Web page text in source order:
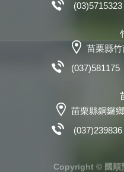
(03)5715323
苗栗縣
(037)581175
苗栗縣銅鑼
(037)239836
Copyright © 國順